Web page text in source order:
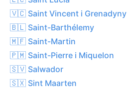
🇻🇨 Saint Vincent i Grenadyny
🇧🇱 Saint-Barthélemy
🇲🇫 Saint-Martin
🇵🇲 Saint-Pierre i Miquelon
🇸🇻 Salwador
🇸🇽 Sint Maarten